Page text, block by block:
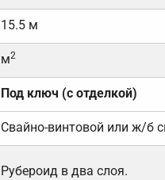
15.5 м
м2
Под ключ (с отделкой)
Свайно-винтовой или ж/б
Рубероид в два слоя.